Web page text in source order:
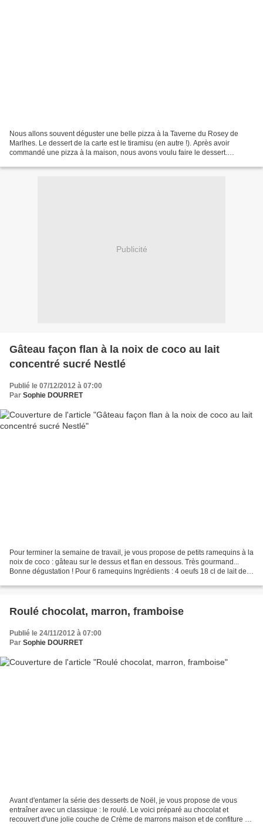
Nous allons souvent déguster une belle pizza à la Taverne du Rosey de
Marlhes. Le dessert de la carte est le tiramisu (en autre !). Après avoir
commandé une pizza à la maison, nous avons voulu faire le dessert.
Publicité
Gâteau façon flan à la noix de coco au lait
concentré sucré Nestlé
Publié le 07/12/2012 à 07:00
Par Sophie DOURRET
Pour terminer la semaine de travail, je vous propose de petits ramequins à la
noix de coco : gâteau sur le dessus et flan en dessous. Très gourmand...
Bonne dégustation ! Pour 6 ramequins Ingrédients : 4 oeufs 18 cl de lait de
Roulé chocolat, marron, framboise
Publié le 24/11/2012 à 07:00
Par Sophie DOURRET
Avant d'entamer la série des desserts de Noël, je vous propose de vous
entraîner avec un classique : le roulé. Le voici préparé au chocolat et
recouvert d'une jolie couche de Crème de marrons maison et de confiture de